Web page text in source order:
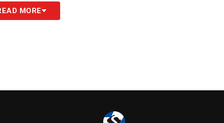
uno snodo importante per il cammino dei
concentrazione e gestione delle energie,
calda per gennaio: idea concreta per il
MORE